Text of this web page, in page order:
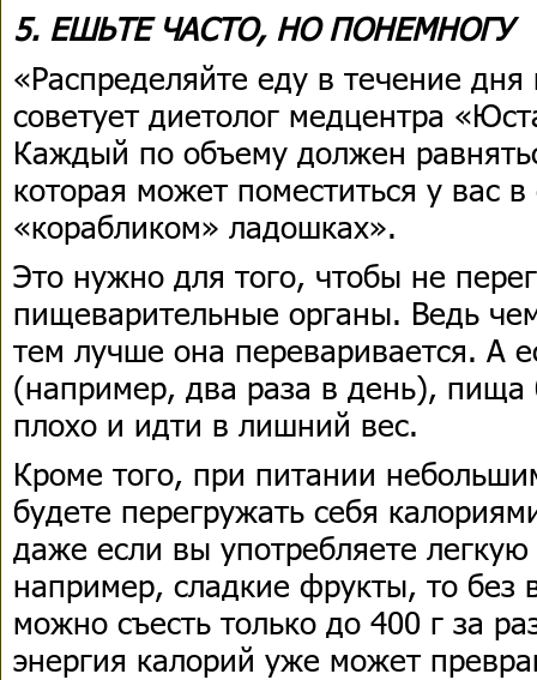
5. ЕШЬТЕ ЧАСТО, НО ПОНЕМНОГУ
«Распределяйте еду в течение
советует диетолог медцентра
Каждый по объему должен
которая может поместиться у вас
«корабликом» ладошках».
Это нужно для того, чтобы не
пищеварительные органы. Ведь
тем лучше она переваривается. А
(например, два раза в день), пища
плохо и идти в лишний вес.
Кроме того, при питании
будете перегружать себя
даже если вы употребляете
например, сладкие фрукты, то без
можно съесть только до 400 г за
энергия калорий уже может